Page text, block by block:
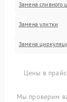
Замена сливного
Замена улитки
Замена
Цены в
Мы проверим